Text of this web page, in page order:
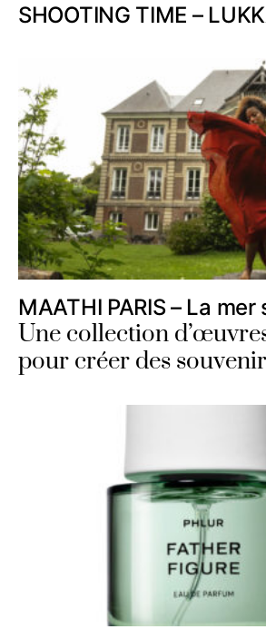
SHOOTING TIME –
MAATHI PARIS – La
Une collection
pour créer des